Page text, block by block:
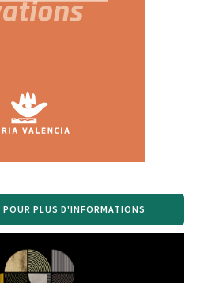
PLUS D'INFORMATIONS